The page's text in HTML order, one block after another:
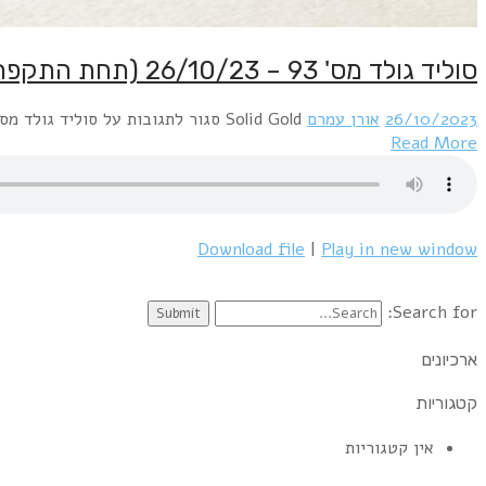
סוליד גולד מס' 93 – 26/10/23 (תחת התקפת טילים על חולון)
26/10/2023 אורן עמרם Solid Gold סגור לתגובות על סוליד גולד מס' 93 – 26/10/23 (תחת התקפת טילים על
Read More
Download file | Play in new window
Search for:
ארכיונים
קטגוריות
אין קטגוריות